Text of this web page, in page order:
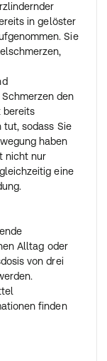
in gelöster
Sie
den
bereits
tut, sodass Sie
haben
nicht nur
eine
Alltag oder
von drei
finden